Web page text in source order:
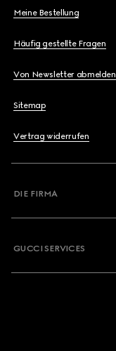
Meine Bestellung
Häufig gestellte Fragen
Von Newsletter abmelden
Sitemap
Vertrag widerrufen
DIE FIRMA
GUCCI SERVICES